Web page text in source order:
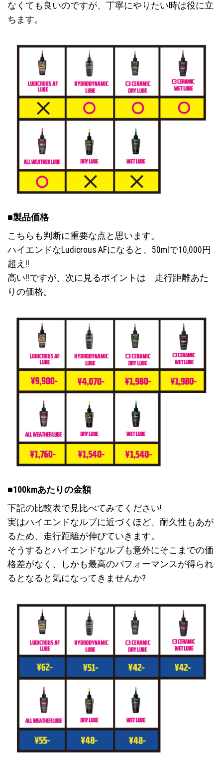
なくても良いのですが、丁寧にやりたい時は役に立
ちます。
■製品価格
こちらも判断に重要な点と思います。
ハイエンドなLudicrous AFになると、50mlで10,000円
超え!!
高い!!ですが、次に見るポイントは 走行距離あた
りの価格。
■100kmあたりの金額
下記の比較表で見比べてみてください!
実はハイエンドなルブに近づくほど、耐久性もあが
るため、走行距離が伸びていきます。
そうするとハイエンドなルブも意外にそこまでの価
格差がなく、しかも最高のパフォーマンスが得られ
るとなると気になってきませんか?